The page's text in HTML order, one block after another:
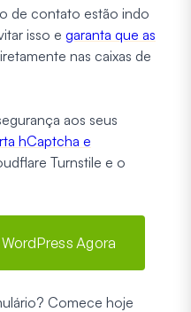
de contato estão indo
isso e garanta que as
nas caixas de
aos seus
hCaptcha e
Turnstile e o
Agora
Comece hoje